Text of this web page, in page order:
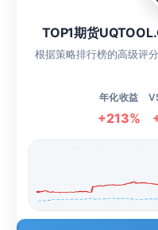
TOP1期货
根据策略排行榜的高级评
年化收益
+213%